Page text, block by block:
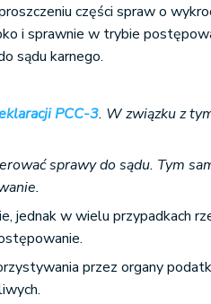
części spraw o
i sprawnie w trybie
sądu karnego.
PCC-3. W związku z
sprawy do sądu. Tym
jednak w wielu przypadkach
przez organy